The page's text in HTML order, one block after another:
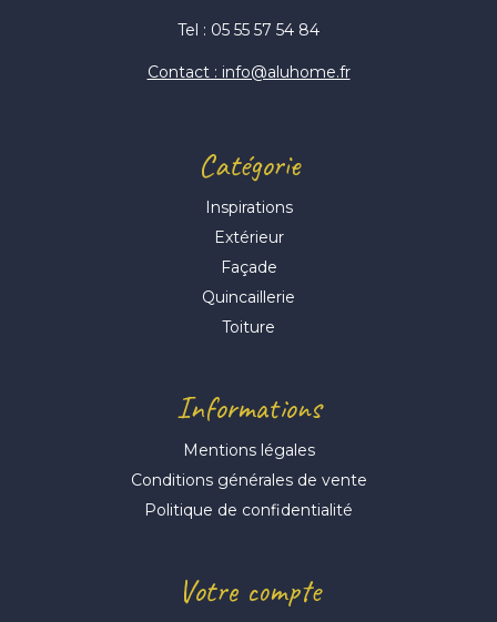
Tel : 05 55 57 54 84
Contact : info@aluhome.fr
Votre compte
Catégorie
Inspirations
Extérieur
Façade
Quincaillerie
Toiture
Informations
Mentions légales
Conditions générales de vente
Politique de confidentialité